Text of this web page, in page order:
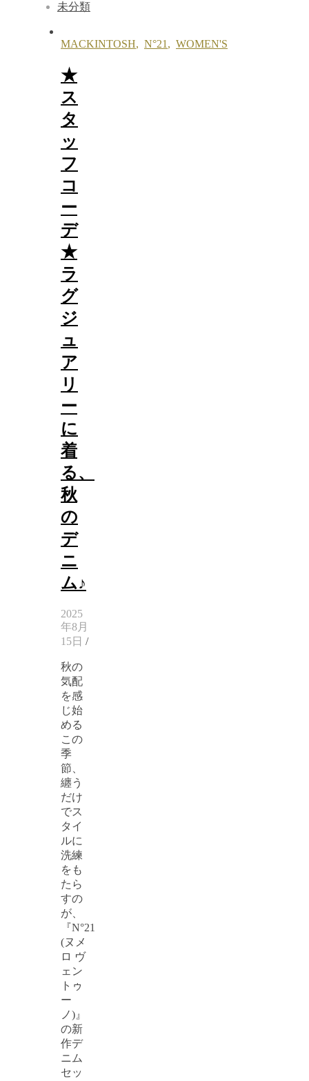
未分類
MACKINTOSH, N°21 , WOMEN'S
★
ス
タ
ッ
フ
コ
ー
デ
★
ラ
グ
ジ
ュ
ア
リ
ー
に
着
る、
秋
の
デ
ニ
ム♪
2025
年8月
15日 /
秋の
気配
を感
じ始
める
この
季
節、
纏う
だけ
でス
タイ
ルに
洗練
をも
たら
すの
が、
『N°21
(ヌメ
ロ ヴ
ェン
トゥ
ー
ノ)』
の新
作デ
ニム
セッ